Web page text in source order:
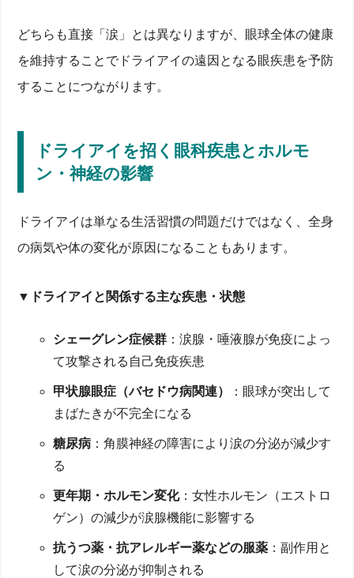
どちらも直接「涙」とは異なりますが、眼球全体の健康
を維持することでドライアイの遠因となる眼疾患を予防
することにつながります。
ドライアイを招く眼科疾患とホルモ
ン・神経の影響
ドライアイは単なる生活習慣の問題だけではなく、全身
の病気や体の変化が原因になることもあります。
▼ドライアイと関係する主な疾患・状態
シェーグレン症候群 ：涙腺・唾液腺が免疫によっ
て攻撃される自己免疫疾患
甲状腺眼症（バセドウ病関連）
：眼球が突出して
まばたきが不完全になる
糖尿病 ：角膜神経の障害により涙の分泌が減少す
る
更年期・ホルモン変化：女性ホルモン（エストロ
ゲン）の減少が涙腺機能に影響する
抗うつ薬・抗アレルギー薬などの服薬 ：副作用と
して涙の分泌が抑制される